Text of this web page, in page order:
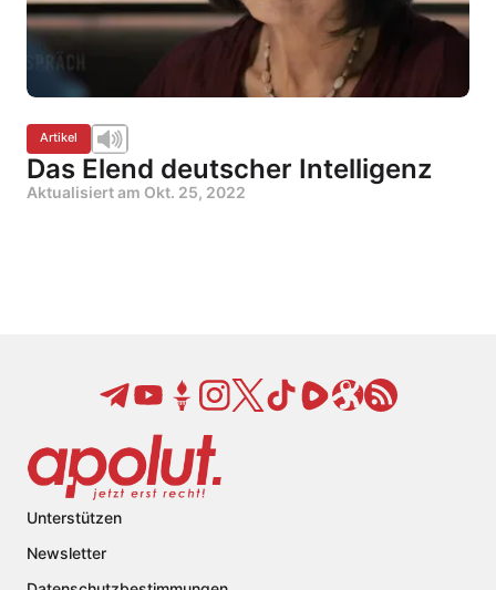
Artikel
Das Elend deutscher Intelligenz
Aktualisiert am Okt. 25, 2022
Unterstützen
Newsletter